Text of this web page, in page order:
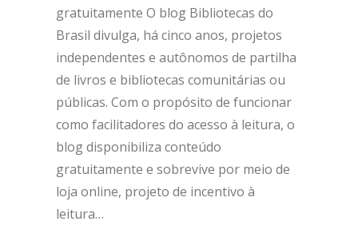
gratuitamente O blog Bibliotecas do
Brasil divulga, há cinco anos, projetos
independentes e autônomos de partilha
de livros e bibliotecas comunitárias ou
públicas. Com o propósito de funcionar
como facilitadores do acesso à leitura, o
blog disponibiliza conteúdo
gratuitamente e sobrevive por meio de
loja online, projeto de incentivo à
leitura…